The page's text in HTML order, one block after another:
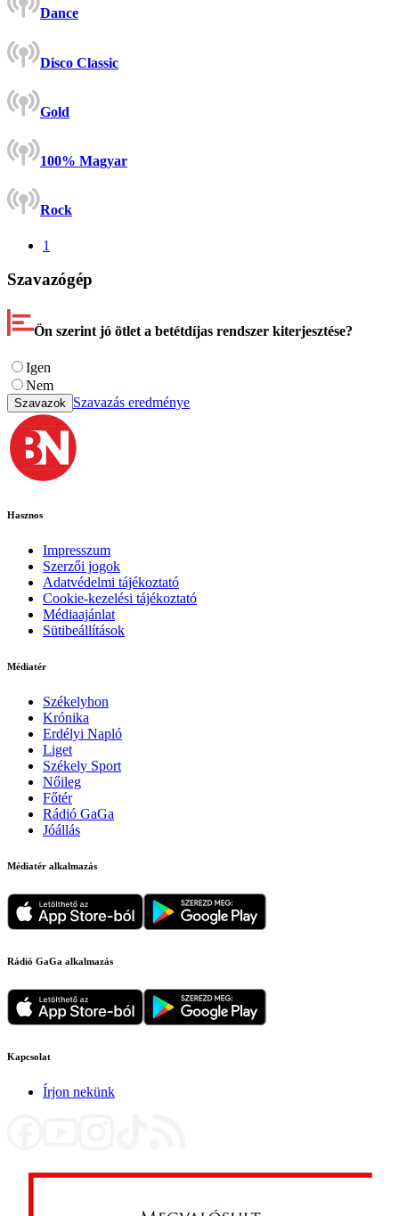
Dance
Disco Classic
Gold
100% Magyar
Rock
1
Szavazógép
Ön szerint jó ötlet a betétdíjas rendszer kiterjesztése?
Igen
Nem
Szavazok Szavazás eredménye
Hasznos
Impresszum
Szerzői jogok
Adatvédelmi tájékoztató
Cookie-kezelési tájékoztató
Médiaajánlat
Sütibeállítások
Médiatér
Székelyhon
Krónika
Erdélyi Napló
Liget
Székely Sport
Nőileg
Főtér
Rádió GaGa
Jóállás
Médiatér alkalmazás
Rádió GaGa alkalmazás
Kapcsolat
Írjon nekünk